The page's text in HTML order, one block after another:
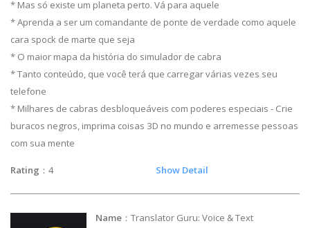
* Mas só existe um planeta perto. Vá para aquele
* Aprenda a ser um comandante de ponte de verdade como aquele
cara spock de marte que seja
* O maior mapa da história do simulador de cabra
* Tanto conteúdo, que você terá que carregar várias vezes seu
telefone
* Milhares de cabras desbloqueáveis com poderes especiais - Crie
buracos negros, imprima coisas 3D no mundo e arremesse pessoas
com sua mente
Rating ：4 Show Detail
Name ：Translator Guru: Voice & Text